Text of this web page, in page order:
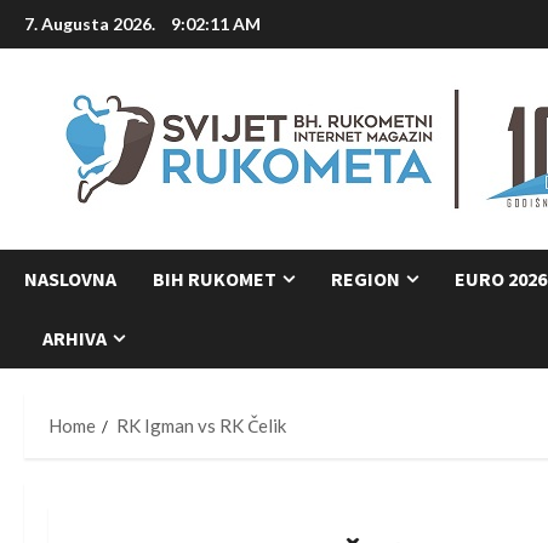
Skip
to
7. Augusta 2026. 9:02:12 AM
NASLOVNA BIH RUKOMET REGION EURO 2026
ARHIVA
Home RK Igman vs RK Čelik